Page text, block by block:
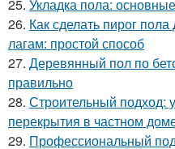
25. Укладка пола:
26. Как сделать пирог
лагам: простой способ
27. Деревянный пол по
правильно
28. Строительный подход:
перекрытия в частном
29. Профессиональный